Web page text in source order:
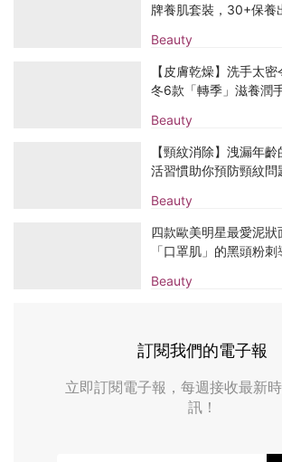
Beauty
牌養肌套裝，30+保養
Beauty
【皮膚乾燥】洗手太
冬6款「轉季」滋養潤
Beauty
【頸紋消除】洩漏年
活習慣助你預防頸紋問
Beauty
四款歐美明星最愛泥
「口罩肌」的黑頭粉
訂閱我們的電子報
立即訂閱電子報，每週接收最新
訊！